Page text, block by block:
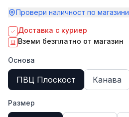
Провери наличност по магазини
Доставка с куриер
Вземи безплатно от магазин
Основа
ПВЦ Плоскост Канава
Размер